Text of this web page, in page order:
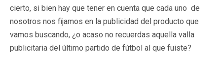
cierto, si bien hay que tener en cuenta que cada uno de
nosotros nos fijamos en la publicidad del producto que
vamos buscando, ¿o acaso no recuerdas aquella valla
publicitaria del último partido de fútbol al que fuiste?